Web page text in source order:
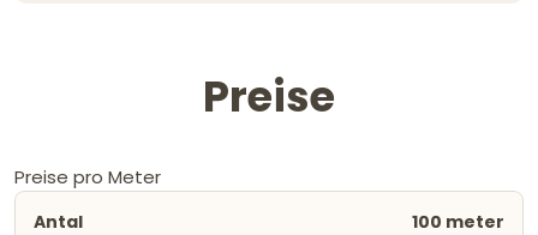
Preise
Preise pro Meter
100 meter